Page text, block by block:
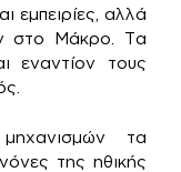
εμπειρίες, αλλά
στο Μάκρο. Τα
εναντίον τους
τα
της ηθικής